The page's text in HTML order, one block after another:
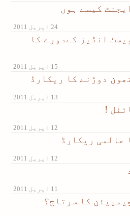
کیسے ہوں
انڈیز کےدورے کا
دوڑنے کا ریکارڈ
!
عالمی ریکارڈ
کا سرتاج؟